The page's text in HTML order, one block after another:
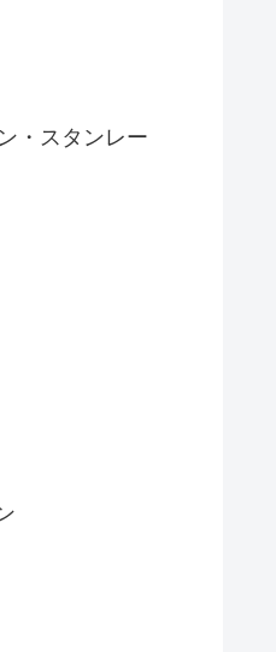
・スタンレー